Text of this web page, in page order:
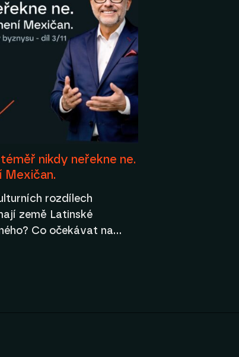
nikdy neřekne ne.
Mexičan.
rozdílech
země Latinské
Co očekávat na…